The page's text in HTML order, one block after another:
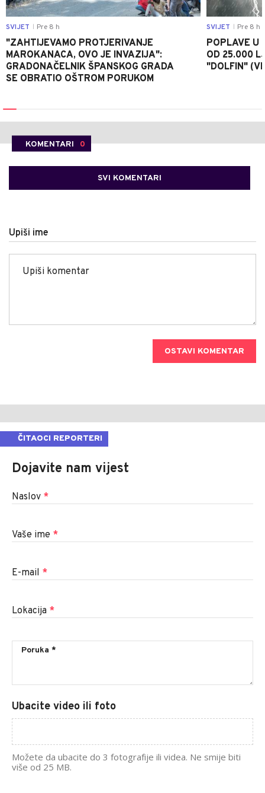
SVIJET Pre 8 h
"ZAHTIJEVAMO PROTJERIVANJE
MAROKANACA, OVO JE INVAZIJA":
GRADONAČELNIK ŠPANSKOG GRADA
SE OBRATIO OŠTROM PORUKOM
SVIJET Pre 8 h
POPLAVE U
OD 25.000
"DOLFIN"
KOMENTARI 0
SVI KOMENTARI
Upiši ime
OSTAVI KOMENTAR
ČITAOCI REPORTERI
Dojavite nam vijest
Naslov *
Vaše ime *
E-mail *
Lokacija *
Ubacite video ili foto
Možete da ubacite do 3 fotografije ili videa. Ne smije biti
više od 25 MB.